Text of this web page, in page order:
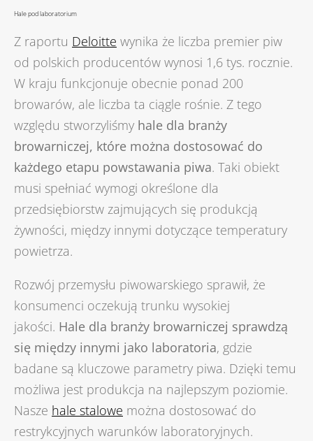
Hale pod laboratorium
Z raportu Deloitte wynika że liczba premier piw
od polskich producentów wynosi 1,6 tys. rocznie.
W kraju funkcjonuje obecnie ponad 200
browarów, ale liczba ta ciągle rośnie. Z tego
względu stworzyliśmy hale dla branży
browarniczej, które można dostosować do
każdego etapu powstawania piwa. Taki obiekt
musi spełniać wymogi określone dla
przedsiębiorstw zajmujących się produkcją
żywności, między innymi dotyczące temperatury
powietrza.
Rozwój przemysłu piwowarskiego sprawił, że
konsumenci oczekują trunku wysokiej
jakości. Hale dla branży browarniczej sprawdzą
się między innymi jako laboratoria, gdzie
badane są kluczowe parametry piwa. Dzięki temu
możliwa jest produkcja na najlepszym poziomie.
Nasze hale stalowe można dostosować do
restrykcyjnych warunków laboratoryjnych.